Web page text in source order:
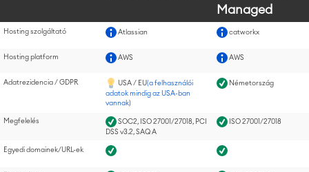
Managed
Hosting szolgáltató Atlassian catworkx
Hosting platform AWS AWS
Adatrezidencia / GDPR USA / EU(a felhasználói
adatok mindig az USA-ban
vannak)
Németország
Megfelelés
SOC2, ISO 27001/27018, PCI
DSS v3.2, SAQ A
ISO 27001/27018
Egyedi domainek/URL-ek